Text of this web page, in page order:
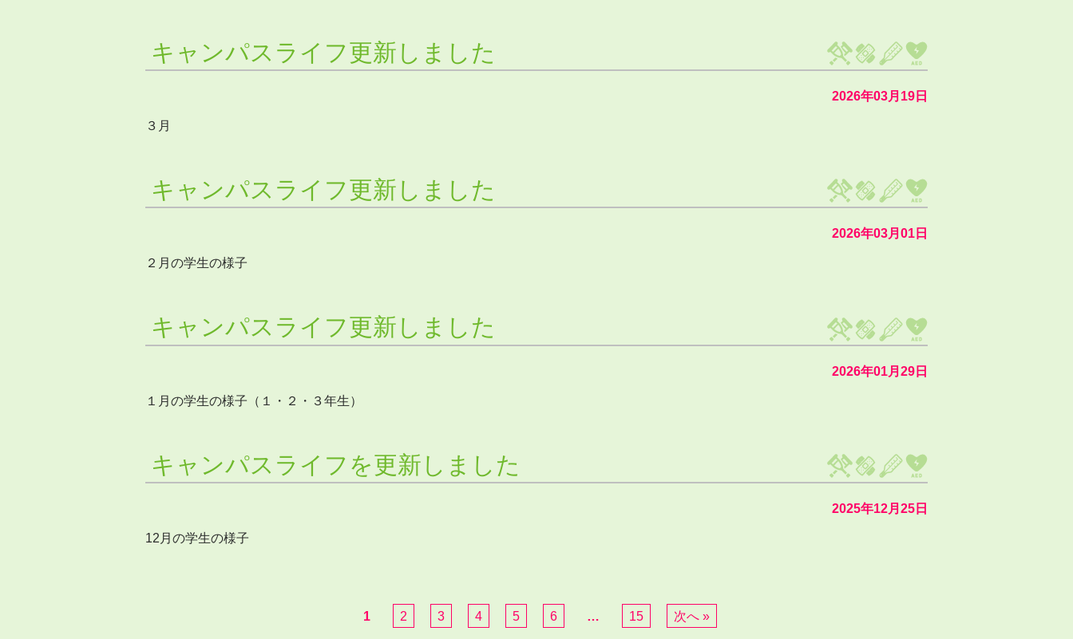
キャンパスライフ更新しました
2026年03月19日
３月
キャンパスライフ更新しました
2026年03月01日
２月の学生の様子
キャンパスライフ更新しました
2026年01月29日
１月の学生の様子（１・２・３年生）
キャンパスライフを更新しました
2025年12月25日
12月の学生の様子
1 2 3 4 5 6 … 15 次へ »